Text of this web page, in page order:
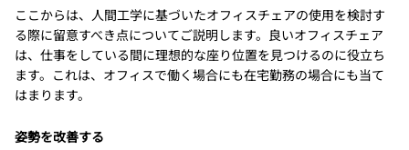
ここからは、人間工学に基づいたオフィスチェアの使用を検討す
る際に留意すべき点についてご説明します。良いオフィスチェア
は、仕事をしている間に理想的な座り位置を見つけるのに役立ち
ます。これは、オフィスで働く場合にも在宅勤務の場合にも当て
はまります。
姿勢を改善する